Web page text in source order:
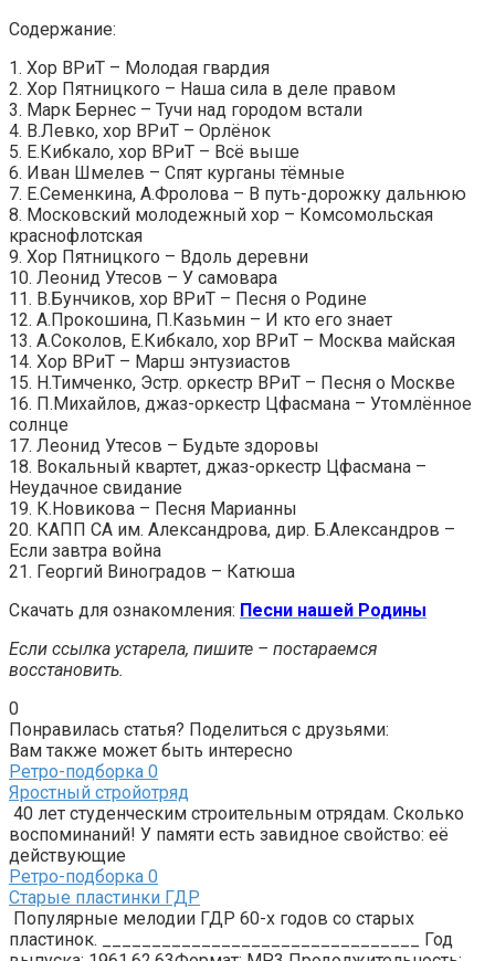
Содержание:
1. Хор ВРиТ – Молодая гвардия
2. Хор Пятницкого – Наша сила в деле правом
3. Марк Бернес – Тучи над городом встали
4. В.Левко, хор ВРиТ – Орлёнок
5. Е.Кибкало, хор ВРиТ – Всё выше
6. Иван Шмелев – Спят курганы тёмные
7. Е.Семенкина, А.Фролова – В путь-дорожку дальнюю
8. Московский молодежный хор – Комсомольская
краснофлотская
9. Хор Пятницкого – Вдоль деревни
10. Леонид Утесов – У самовара
11. В.Бунчиков, хор ВРиТ – Песня о Родине
12. А.Прокошина, П.Казьмин – И кто его знает
13. А.Соколов, Е.Кибкало, хор ВРиТ – Москва майская
14. Хор ВРиТ – Марш энтузиастов
15. Н.Тимченко, Эстр. оркестр ВРиТ – Песня о Москве
16. П.Михайлов, джаз-оркестр Цфасмана – Утомлённое
солнце
17. Леонид Утесов – Будьте здоровы
18. Вокальный квартет, джаз-оркестр Цфасмана –
Неудачное свидание
19. К.Новикова – Песня Марианны
20. КАПП СА им. Александрова, дир. Б.Александров –
Если завтра война
21. Георгий Виноградов – Катюша
Скачать для ознакомления: Песни нашей Родины
Если ссылка устарела, пишите – постараемся
восстановить.
0
Понравилась статья? Поделиться с друзьями:
Вам также может быть интересно
Ретро-подборка 0
Яростный стройотряд
40 лет студенческим строительным отрядам. Сколько
воспоминаний! У памяти есть завидное свойство: её
действующие
Ретро-подборка 0
Старые пластинки ГДР
Популярные мелодии ГДР 60-х годов со старых
пластинок. ________________________________ Год